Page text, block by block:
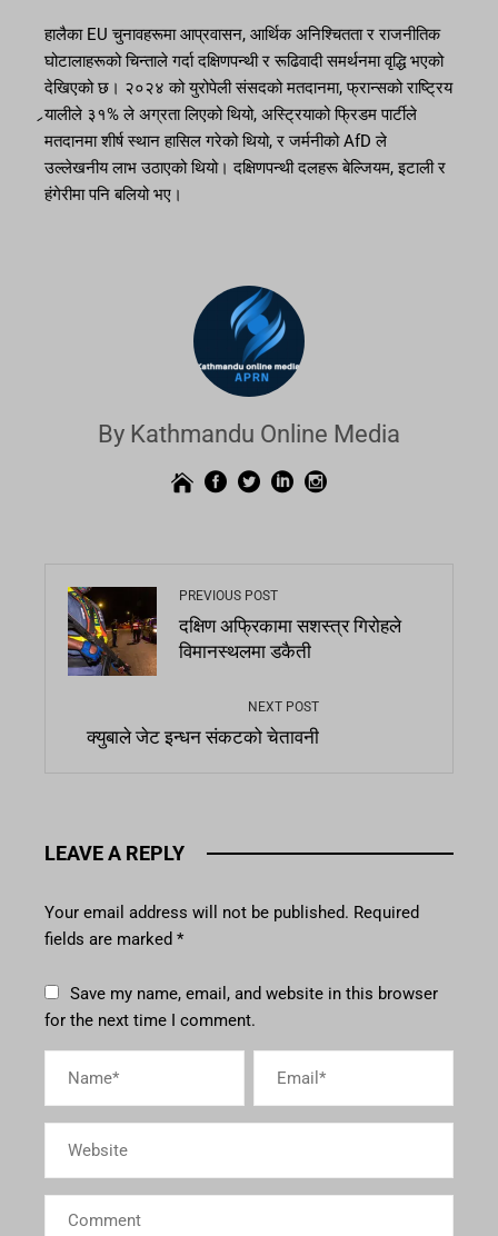
हालैका EU चुनावहरूमा आप्रवासन, आर्थिक अनिश्चितता र राजनीतिक
घोटालाहरूको चिन्ताले गर्दा दक्षिणपन्थी र रूढिवादी समर्थनमा वृद्धि भएको
देखिएको छ। २०२४ को युरोपेली संसदको मतदानमा, फ्रान्सको राष्ट्रिय
र्‍यालीले ३१% ले अग्रता लिएको थियो, अस्ट्रियाको फ्रिडम पार्टीले
मतदानमा शीर्ष स्थान हासिल गरेको थियो, र जर्मनीको AfD ले
उल्लेखनीय लाभ उठाएको थियो। दक्षिणपन्थी दलहरू बेल्जियम, इटाली र
हंगेरीमा पनि बलियो भए।
By Kathmandu Online Media
PREVIOUS POST
दक्षिण अफ्रिकामा सशस्त्र गिरोहले
विमानस्थलमा डकैती
NEXT POST
क्युबाले जेट इन्धन संकटको चेतावनी
LEAVE A REPLY
Your email address will not be published. Required
fields are marked *
Save my name, email, and website in this browser
for the next time I comment.